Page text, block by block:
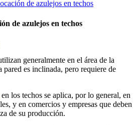
de azulejos en techos
de azulejos en techos
generalmente en el área de la
pared es inclinada, pero requiere de
en los techos se aplica, por lo general, en
y en comercios y empresas que deben
de su producción.